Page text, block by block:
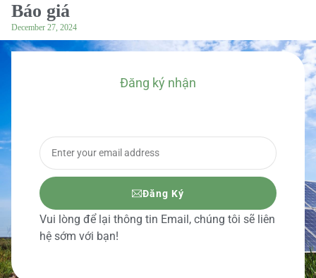
Báo giá
December 27, 2024
Đăng ký nhận
Đăng Ký
Vui lòng để lại thông tin Email, chúng tôi sẽ liên
hệ sớm với bạn!